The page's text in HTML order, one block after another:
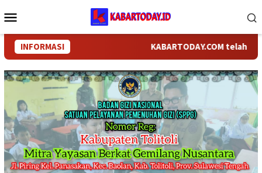
ke
Mobile
INFORMASI KABARTODAY.COM telah